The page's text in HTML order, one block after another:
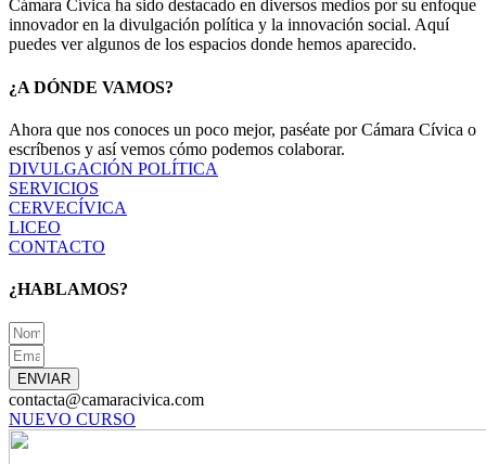
Cámara Cívica ha sido destacado en diversos medios por su enfoque
innovador en la divulgación política y la innovación social. Aquí
puedes ver algunos de los espacios donde hemos aparecido.
¿A DÓNDE VAMOS?
Ahora que nos conoces un poco mejor, paséate por Cámara Cívica o
escríbenos y así vemos cómo podemos colaborar.
DIVULGACIÓN POLÍTICA
SERVICIOS
CERVECÍVICA
LICEO
CONTACTO
¿HABLAMOS?
ENVIAR
contacta@camaracivica.com
NUEVO CURSO